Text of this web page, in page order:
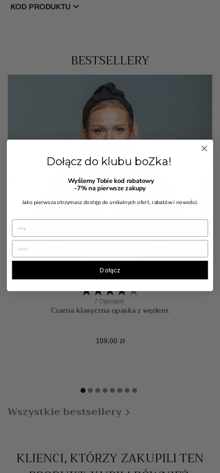
KOD PRODUKTU chevron_right
BESTSELLERY
7 Opinia(e)
Czarna klasyczna opaska z węzłem.
Cena
109,00 zł
Wszystkie bestsellery 
KLIENCI, KTÓRZY ZAKUPILI TEN
Dołącz do klubu boZka!
Wyślemy Tobie kod rabatowy
-7%na pierwsze zakupy
Jako pierwsza otrzymasz dostęp do unikalnych ofert, rabatów i nowości.
Dołącz